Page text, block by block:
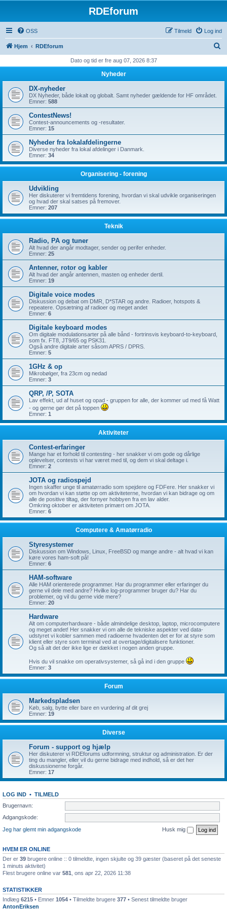
RDEforum
OSS Log ind
Tilmeld
Hjem RDEforum
Dato og tid er fre aug 07, 2026 8:37
Nyheder
DX-nyheder
DX Nyheder, både lokalt og globalt. Samt nyheder gældende for HF området.
Emner: 588
ContestNews!
Contest-announcements og -resultater.
Emner: 15
Nyheder fra lokalafdelingerne
Diverse nyheder fra lokal afdelinger i Danmark.
Emner: 34
Organisering - forening
Udvikling
Her diskuterer vi fremtidens forening, hvordan vi skal udvikle organiseringen
og hvad der skal satses på fremover.
Emner: 207
Teknik
Radio, PA og tuner
Alt hvad der angår modtager, sender og perifer enheder.
Emner: 25
Antenner, rotor og kabler
Alt hvad der angår antennen, masten og enheder dertil.
Emner: 19
Digitale voice modes
Diskussion og debat om DMR, D*STAR og andre. Radioer, hotspots &
repeatere. Opsætning af radioer og meget andet
Emner: 6
Digitale keyboard modes
Om digitale modulationsarter på alle bånd - fortrinsvis keyboard-to-keyboard,
som fx. FT8, JT9/65 og PSK31.
Også andre digitale arter såsom APRS / DPRS.
Emner: 5
1GHz & op
Mikrobølger, fra 23cm og nedad
Emner: 3
QRP, /P, SOTA
Lav effekt, ud af huset og opad - gruppen for alle, der kommer ud med få Watt
- og gerne gør det på toppen
Emner: 1
Aktiviteter
Contest-erfaringer
Mange har et forhold til contesting - her snakker vi om gode og dårlige
oplevelser, contests vi har været med til, og dem vi skal deltage i.
Emner: 2
JOTA og radiospejd
Ingen skaffer unge til amatørradio som spejdere og FDFere. Her snakker vi
om hvordan vi kan støtte op om aktiviteterne, hvordan vi kan bidrage og om
alle de positive tiltag, der fornyer hobbyen fra en lav alder.
Omkring oktober er aktiviteten primært om JOTA.
Emner: 6
Computere & Amatørradio
Styresystemer
Diskussion om Windows, Linux, FreeBSD og mange andre - alt hvad vi kan
køre vores ham-soft på!
Emner: 6
HAM-software
Alle HAM orienterede programmer. Har du programmer eller erfaringer du
gerne vil dele med andre? Hvilke log-programmer bruger du? Har du
problemer, og vil du gerne vide mere?
Emner: 20
Hardware
Alt om computerhardware - både almindelige desktop, laptop, microcomputere
og meget andet! Her snakker vi om alle de tekniske aspekter ved data-
udstyret vi kobler sammen med radioerne hvadenten det er for at styre som
klient eller styre som terminal ved at overtage/digitalisere funktioner.
Og så alt det der ikke lige er dækket i nogen anden gruppe.
Hvis du vil snakke om operativsystemer, så gå ind i den gruppe
Emner: 3
Forum
Markedspladsen
Køb, salg, bytte eller bare en vurdering af dit grej
Emner: 19
Diverse
Forum - support og hjælp
Her diskuterer vi RDEforums udformning, struktur og administration. Er der
ting du mangler, eller vil du gerne bidrage med indhold, så er det her
diskussionerne forgår.
Emner: 17
LOG IND • TILMELD
Brugernavn:
Adgangskode:
Jeg har glemt min adgangskode
Husk mig
HVEM ER ONLINE
Der er 39 brugere online :: 0 tilmeldte, ingen skjulte og 39 gæster (baseret på det seneste
1 minuts aktivitet)
Flest brugere online var 581 , ons apr 22, 2026 11:38
STATISTIKKER
Indlæg 6215 • Emner 1054 • Tilmeldte brugere 377 • Senest tilmeldte bruger
AntonEriksen